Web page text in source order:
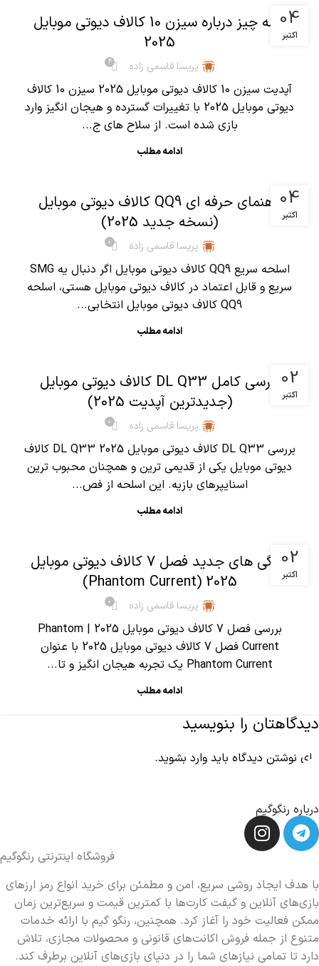
04
اکتبر
همه چیز درباره سیزن 10 کالاف دیوتی موبایل
2025
پریسا قاسمی زاده 4
آپدیت سیزن 10 کالاف دیوتی موبایل 2025 سیزن 10 کالاف
دیوتی موبایل 2025 با تغییرات گسترده و هیجان انگیز وارد
بازی شده است. از سلاح های ج...
ادامه مطلب
04
اکتبر
راهنمای حرفه ای QQ9 کالاف دیوتی موبایل
(نسخه جدید 2025)
پریسا قاسمی زاده 0
اسلحه سریع QQ9 کالاف دیوتی موبایل اگر دنبال یه SMG
سریع و قابل اعتماد در کالاف دیوتی موبایل هستی، اسلحه
QQ9 کالاف دیوتی موبایل انتخابی...
ادامه مطلب
02
اکتبر
بررسی کامل DL Q33 کالاف دیوتی موبایل
(جدیدترین آپدیت 2025)
پریسا قاسمی زاده 0
بررسی DL Q33 کالاف دیوتی موبایل 2025 DL Q33 کالاف
دیوتی موبایل یکی از قدیمی ترین و همچنان محبوب ترین
اسنایپرهای بازیه. این اسلحه از فص...
ادامه مطلب
02
اکتبر
ویژگی های جدید فصل 7 کالاف دیوتی موبایل
2025 (Phantom Current)
پریسا قاسمی زاده 0
بررسی فصل 7 کالاف دیوتی موبایل 2025 | Phantom
Current فصل 7 کالاف دیوتی موبایل 2025 با عنوان
Phantom Current یک تجربه هیجان انگیز و تا...
ادامه مطلب
دیدگاهتان را بنویسید
برای نوشتن دیدگاه باید وارد بشوید.
درباره رنگوگیم
فروشگاه اینترنتی رنگوگیم
با هدف ایجاد روشی سریع، امن و مطمئن برای خرید انواع رمز ارزهای
بازی‌های آنلاین و گیفت کارت‌ها با کمترین قیمت و سریع‌ترین زمان
ممکن فعالیت خود را آغاز کرد. همچنین، رنگو گیم با ارائه خدمات
متنوع از جمله فروش اکانت‌های قانونی و محصولات مجازی، تلاش
دارد تا تمامی نیازهای شما را در دنیای بازی‌های آنلاین برطرف کند.